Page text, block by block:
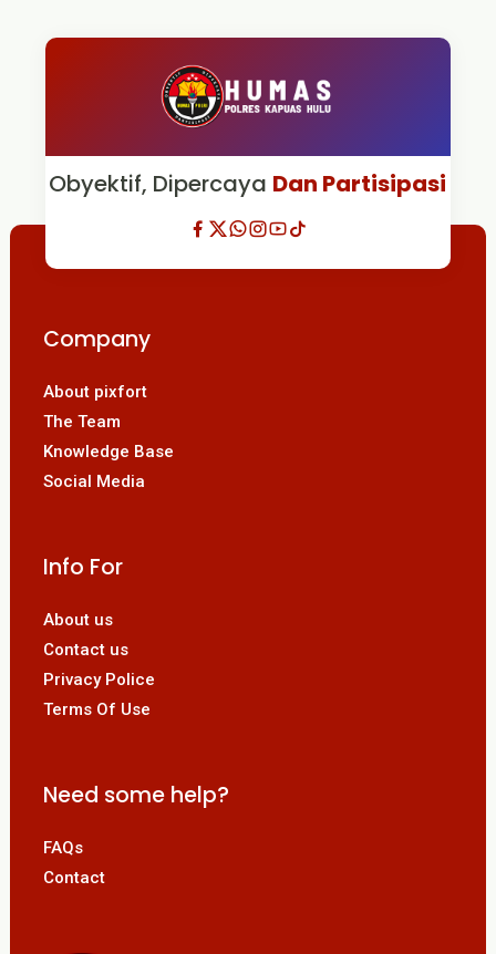
Obyektif, Dipercaya Dan Partisipasi
Company
About pixfort
The Team
Knowledge Base
Social Media
Info For
About us
Contact us
Privacy Police
Terms Of Use
Need some help?
FAQs
Contact